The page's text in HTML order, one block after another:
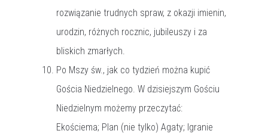
rozwiązanie trudnych spraw, z okazji imienin,
urodzin, różnych rocznic, jubileuszy i za
bliskich zmarłych.
Po Mszy św., jak co tydzień można kupić
Gościa Niedzielnego. W dzisiejszym Gościu
Niedzielnym możemy przeczytać:
Ekościema; Plan (nie tylko) Agaty; Igranie